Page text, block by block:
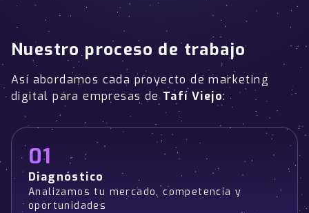
Nuestro proceso de trabajo
Así abordamos cada proyecto de marketing
digital para empresas deTafí Viejo:
01
Diagnóstico
Analizamos tu mercado, competencia y
oportunidades